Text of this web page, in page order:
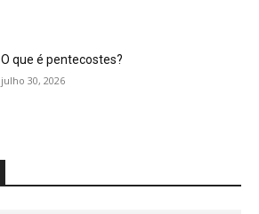
O que é pentecostes?
julho 30, 2026